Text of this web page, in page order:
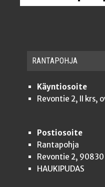
RAN­TA­POH­JA
Käyntiosoite
Revontie 2, II krs,
Postiosoite
Rantapohja
Revontie 2, 90830
HAUKIPUDAS